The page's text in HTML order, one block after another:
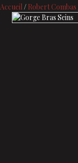
Accueil / Robert Combas